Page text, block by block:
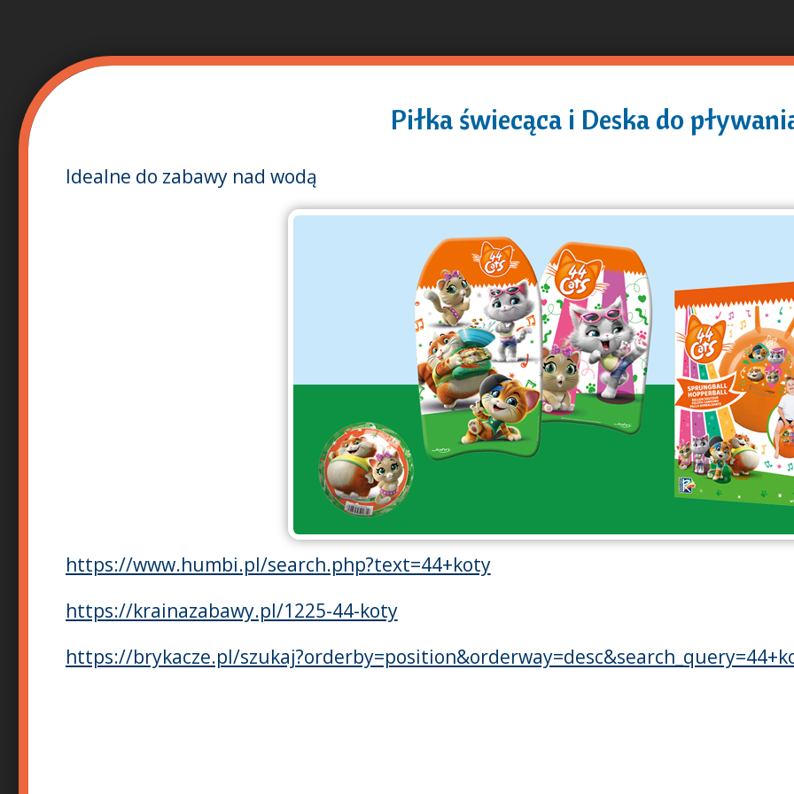
o
principal
Piłka świecąca i Deska do
Idealne do zabawy nad wodą
https://www.humbi.pl/search.php?text=44+koty
https://krainazabawy.pl/1225-44-koty
https://brykacze.pl/